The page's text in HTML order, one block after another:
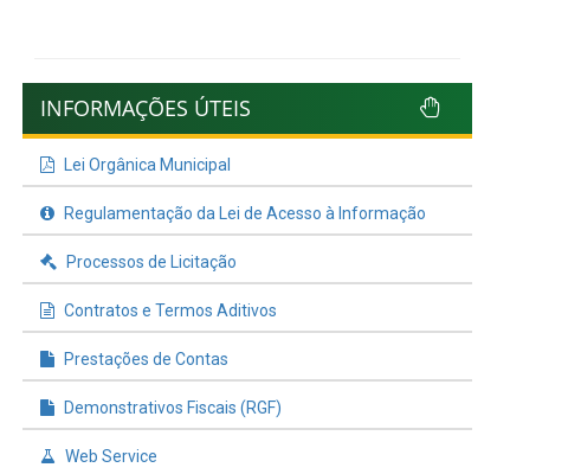
INFORMAÇÕES ÚTEIS
Lei Orgânica Municipal
Regulamentação da Lei de Acesso à Informação
Processos de Licitação
Contratos e Termos Aditivos
Prestações de Contas
Demonstrativos Fiscais (RGF)
Web Service